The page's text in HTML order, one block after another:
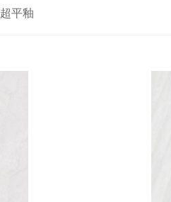
超平釉